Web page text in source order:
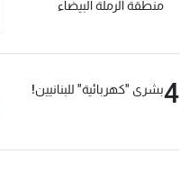
منطقة الرملة البيضاء
4بشرى "كهربائية" للبنانيين!